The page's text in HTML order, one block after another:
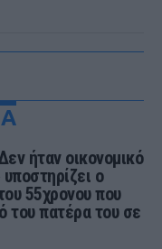
ήταν οικονομικό
ο
55χρονου που
του πατέρα του σε